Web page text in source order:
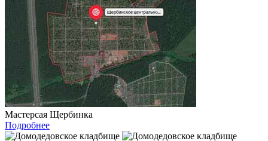
Мастерсая Щербинка
Подробнее